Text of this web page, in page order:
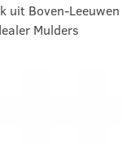
uit Boven-Leeuwen
Mulders